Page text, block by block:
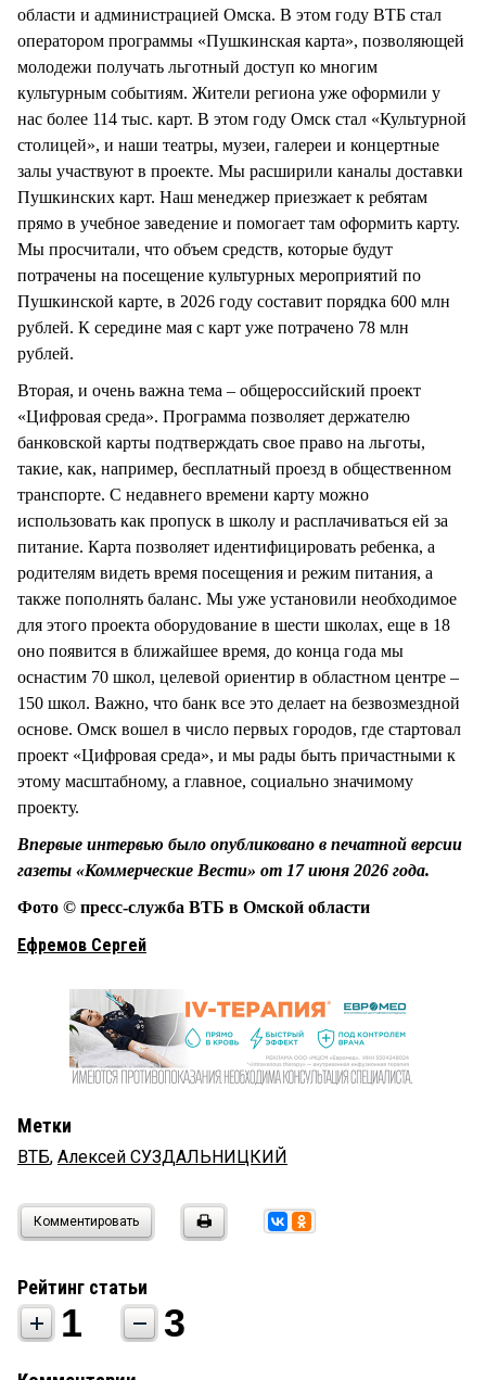
области и администрацией Омска. В этом году ВТБ стал
оператором программы «Пушкинская карта», позволяющей
молодежи получать льготный доступ ко многим
культурным событиям. Жители региона уже оформили у
нас более 114 тыс. карт. В этом году Омск стал «Культурной
столицей», и наши театры, музеи, галереи и концертные
залы участвуют в проекте. Мы расширили каналы доставки
Пушкинских карт. Наш менеджер приезжает к ребятам
прямо в учебное заведение и помогает там оформить карту.
Мы просчитали, что объем средств, которые будут
потрачены на посещение культурных мероприятий по
Пушкинской карте, в 2026 году составит порядка 600 млн
рублей. К середине мая с карт уже потрачено 78 млн
рублей.
Вторая, и очень важна тема – общероссийский проект
«Цифровая среда». Программа позволяет держателю
банковской карты подтверждать свое право на льготы,
такие, как, например, бесплатный проезд в общественном
транспорте. С недавнего времени карту можно
использовать как пропуск в школу и расплачиваться ей за
питание. Карта позволяет идентифицировать ребенка, а
родителям видеть время посещения и режим питания, а
также пополнять баланс. Мы уже установили необходимое
для этого проекта оборудование в шести школах, еще в 18
оно появится в ближайшее время, до конца года мы
оснастим 70 школ, целевой ориентир в областном центре –
150 школ. Важно, что банк все это делает на безвозмездной
основе. Омск вошел в число первых городов, где стартовал
проект «Цифровая среда», и мы рады быть причастными к
этому масштабному, а главное, социально значимому
проекту.
Впервые интервью было опубликовано в печатной версии
газеты «Коммерческие Вести» от 17 июня 2026 года.
Фото © пресс-служба ВТБ в Омской области
Ефремов Сергей
Метки
ВТБ, Алексей СУЗДАЛЬНИЦКИЙ
Комментировать
Рейтинг статьи
1 3